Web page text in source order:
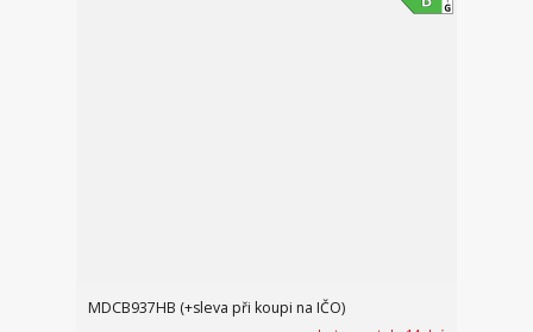
MDCB937HB (+sleva při koupi na IČO)